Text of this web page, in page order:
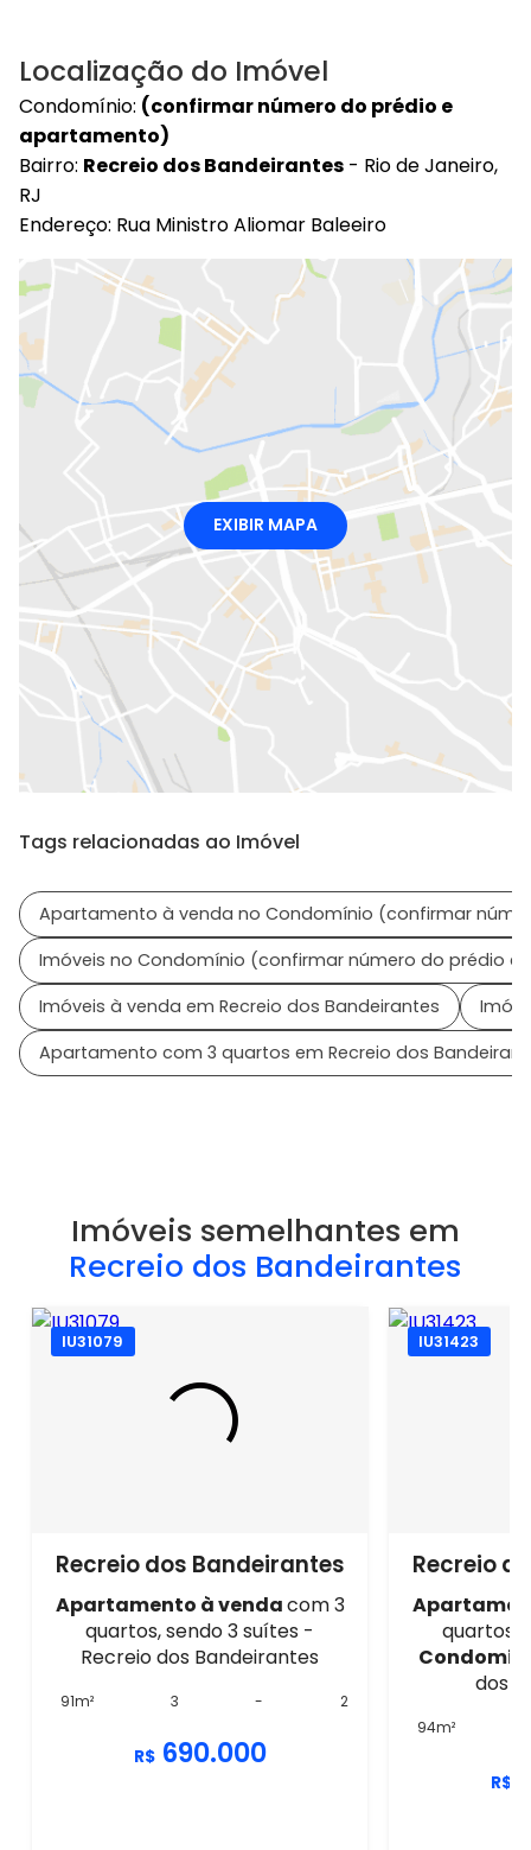
Localização do Imóvel
Condomínio: (confirmar número do prédio e
apartamento)
Bairro: Recreio dos Bandeirantes - Rio de Janeiro,
RJ
Endereço: Rua Ministro Aliomar Baleeiro
EXIBIR MAPA
Tags relacionadas ao Imóvel
Apartamento à venda no Condomínio (confirmar
Imóveis no Condomínio (confirmar número do prédio
Imóveis à venda em Recreio dos Bandeirantes
Apartamento com 3 quartos em Recreio dos
Imóveis semelhantes em
Recreio dos Bandeirantes
IU31079
Recreio dos Bandeirantes
Apartamento à vendacom 3
quartos, sendo 3 suítes -
Recreio dos Bandeirantes
91m² 3 - 2
R$ 690.000
IU31423
Recreio
quartos,
dos
94m²
R$